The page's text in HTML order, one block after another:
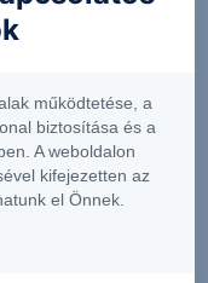
működtetése, a
biztosítása és a
A weboldalon
kifejezetten az
el Önnek.